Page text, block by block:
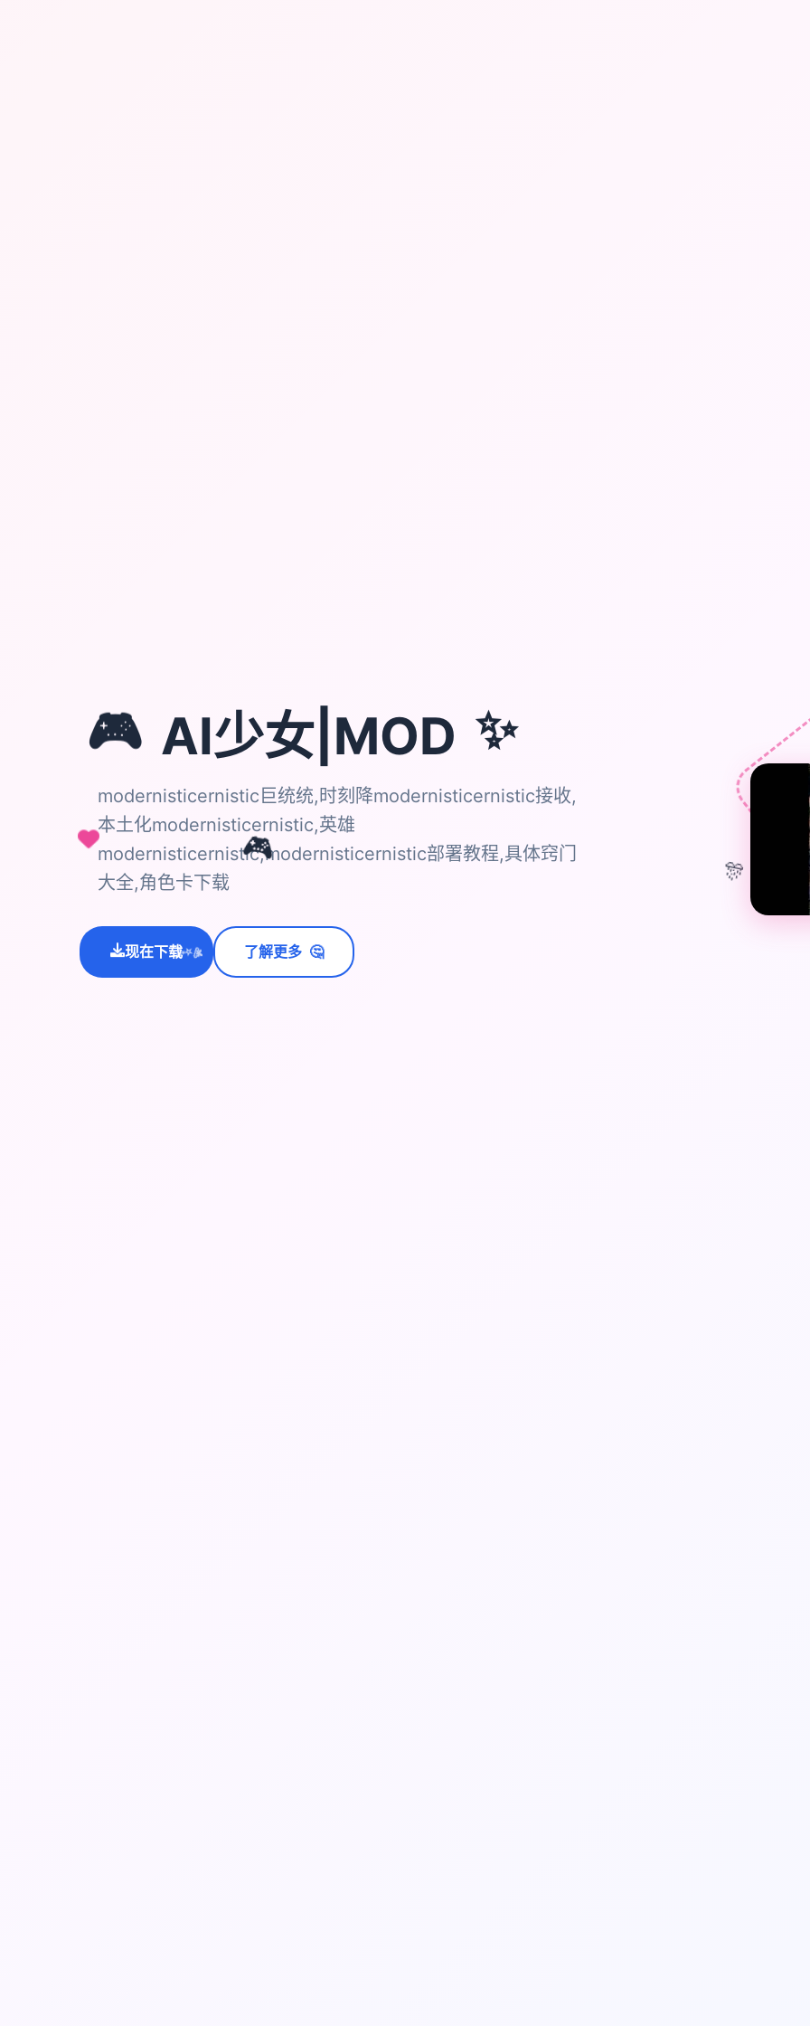
🎮
🎮 AI少女|MOD ✨
modernisticernistic巨统统,时刻降modernisticernistic接收,
本土化modernisticernistic,英雄
modernisticernistic,modernisticernistic部署教程,具体窍门
大全,角色卡下载
现在下载
✨⭐💫 了解更多 🤔
🎊